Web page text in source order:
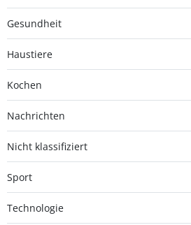
Gesundheit
Haustiere
Kochen
Nachrichten
Nicht klassifiziert
Sport
Technologie